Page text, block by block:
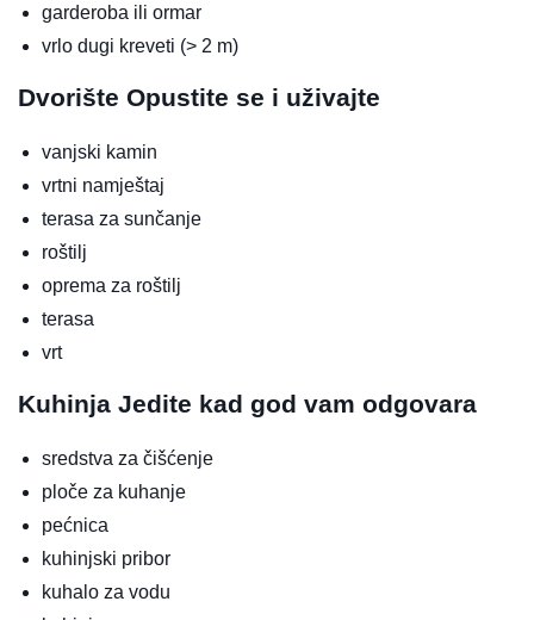
garderoba ili ormar
vrlo dugi kreveti (> 2 m)
Dvorište Opustite se i uživajte
vanjski kamin
vrtni namještaj
terasa za sunčanje
roštilj
oprema za roštilj
terasa
vrt
Kuhinja Jedite kad god vam odgovara
sredstva za čišćenje
ploče za kuhanje
pećnica
kuhinjski pribor
kuhalo za vodu